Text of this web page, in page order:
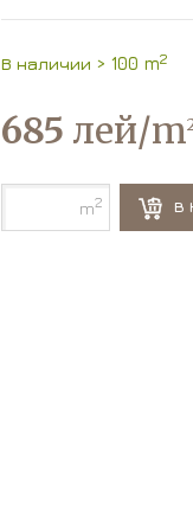
В наличии > 100 m2
685 лей/m
m2 В